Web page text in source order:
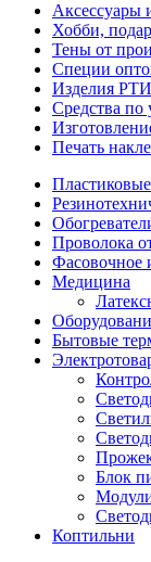
Аксессуары
Хобби,
Тены от
Специи
Изделия РТИ
Средства по
Печать
Проволока
Фасовочное
Медицина
Бытовые
Блок
Коптильни